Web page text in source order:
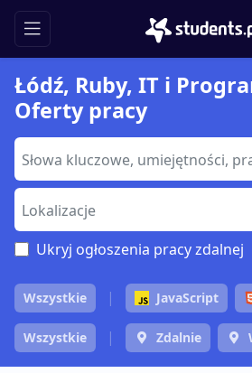
Łódź, Ruby, IT i
Oferty pracy
Ukryj ogłoszenia pracy zdalnej
Wszystkie JavaScript
Wszystkie Zdalnie